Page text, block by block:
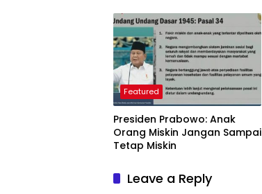
Featured
Presiden Prabowo: Anak
Orang Miskin Jangan Sampai
Tetap Miskin
Leave a Reply